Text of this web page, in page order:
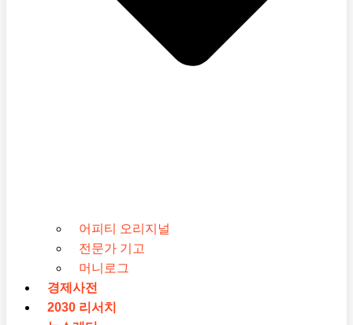
어피티 오리지널
전문가 기고
머니로그
경제사전
2030 리서치